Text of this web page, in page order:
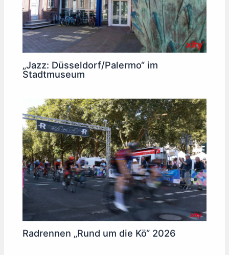
„Jazz: Düsseldorf/Palermo“ im
Stadtmuseum
Radrennen „Rund um die Kö“ 2026